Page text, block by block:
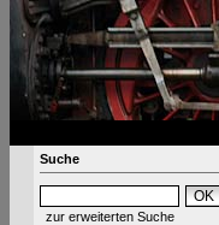
Suche
zur erweiterten Suche